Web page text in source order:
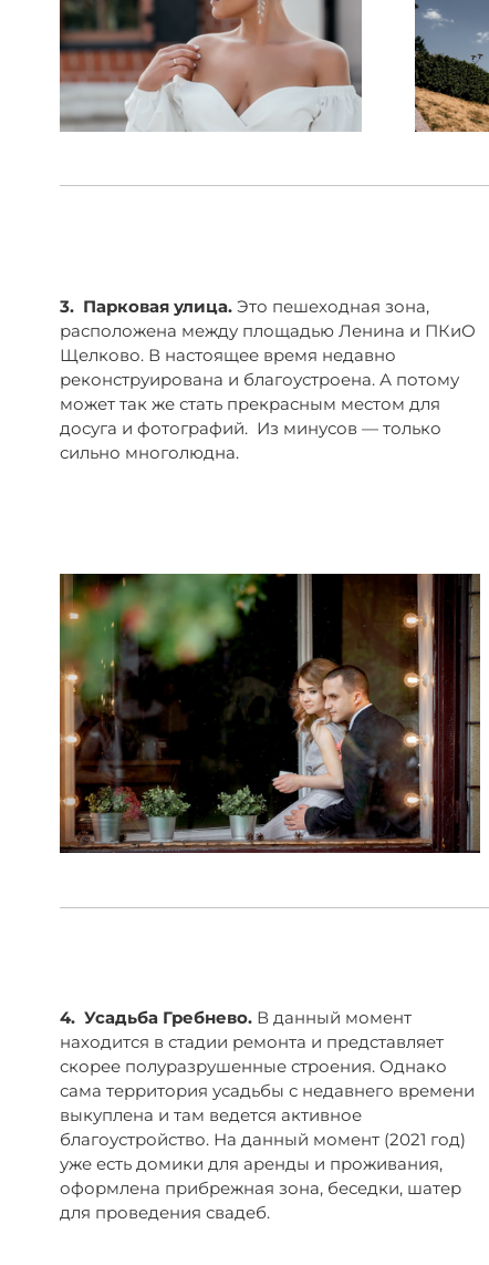
3. Парковая улица. Это пешеходная зона,
расположена между площадью Ленина и ПКиО
Щелково. В настоящее время недавно
реконструирована и благоустроена. А потому
может так же стать прекрасным местом для
досуга и фотографий. Из минусов — только
сильно многолюдна.
4. Усадьба Гребнево. В данный момент
находится в стадии ремонта и представляет
скорее полуразрушенные строения. Однако
сама территория усадьбы с недавнего времени
выкуплена и там ведется активное
благоустройство. На данный момент (2021 год)
уже есть домики для аренды и проживания,
оформлена прибрежная зона, беседки, шатер
для проведения свадеб.